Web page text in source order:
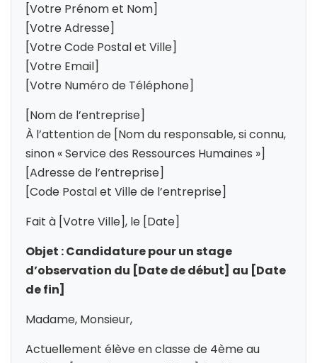
[Votre Prénom et Nom]
[Votre Adresse]
[Votre Code Postal et Ville]
[Votre Email]
[Votre Numéro de Téléphone]
[Nom de l’entreprise]
À l’attention de [Nom du responsable, si connu,
sinon « Service des Ressources Humaines »]
[Adresse de l’entreprise]
[Code Postal et Ville de l’entreprise]
Fait à [Votre Ville], le [Date]
Objet : Candidature pour un stage
d’observation du [Date de début] au [Date
de fin]
Madame, Monsieur,
Actuellement élève en classe de 4ème au